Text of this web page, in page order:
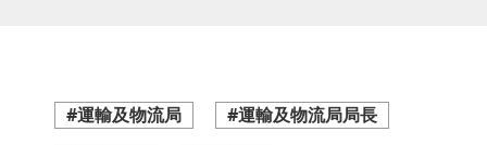
#運輸及物流局
#運輸及物流局局長